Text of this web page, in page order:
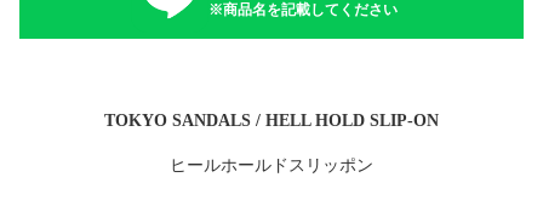
※商品名を記載してください
TOKYO SANDALS / HELL HOLD SLIP-ON
ヒールホールドスリッポン